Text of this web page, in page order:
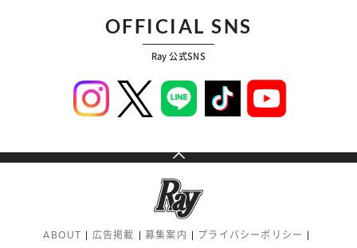
OFFICIAL SNS
Ray 公式SNS
ABOUT 広告掲載 募集案内
プライバシーポリシー